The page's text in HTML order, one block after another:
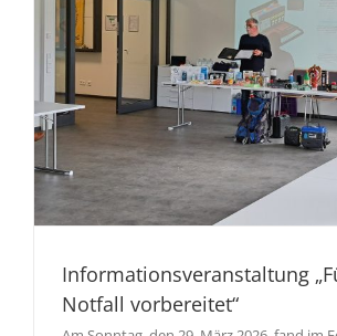
Informationsveranstaltung
Notfall vorbereitet“